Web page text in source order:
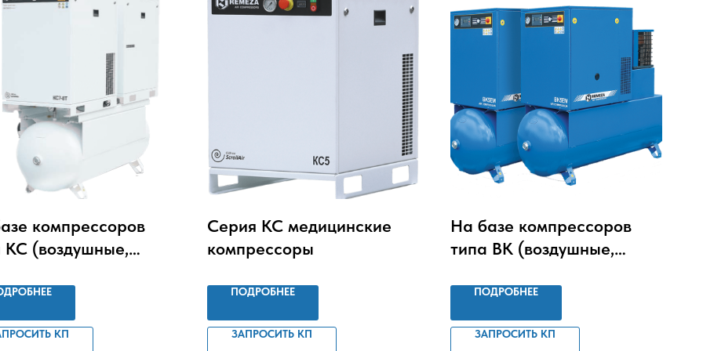
компрессоров
КС (воздушные,
типа)
КП
Серия КС медицинские
компрессоры
ПОДРОБНЕЕ
ЗАПРОСИТЬ КП
На базе компрессоров
типа ВК (воздушные,
маслозаполненные, с
осушителем холодильного
типа)
ПОДРОБНЕЕ
ЗАПРОСИТЬ КП